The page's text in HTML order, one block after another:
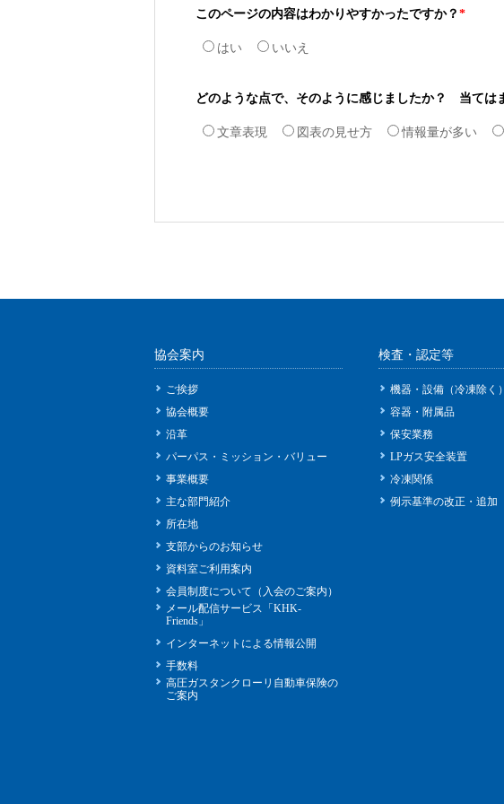
このページの内容はわかりやすかったですか？ *
はい いいえ
どのような点で、そのように感じましたか？ 当ては
文章表現 図表の見せ方 情報量が多い
協会案内
ご挨拶
協会概要
沿革
パーパス・ミッション・バリュー
事業概要
主な部門紹介
所在地
支部からのお知らせ
資料室ご利用案内
会員制度について（入会のご案内）
メール配信サービス「KHK-
Friends」
インターネットによる情報公開
手数料
高圧ガスタンクローリ自動車保険の
ご案内
検査・認定等
機器・設備（冷凍除く）
容器・附属品
保安業務
LPガス安全装置
冷凍関係
例示基準の改正・追加